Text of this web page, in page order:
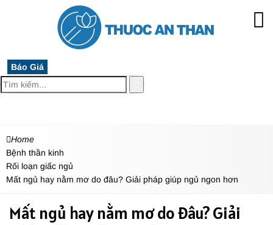
Báo Giá
Home
Bệnh thần kinh
Rối loạn giấc ngủ
Mất ngủ hay nằm mơ do đâu? Giải pháp giúp ngủ ngon hơn
Mất ngủ hay nằm mơ do đâu? Giải